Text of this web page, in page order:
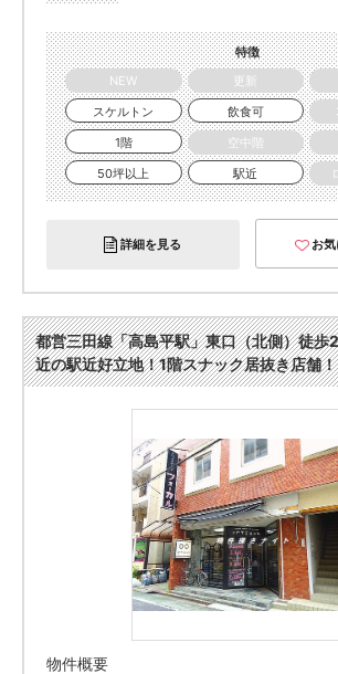
特徴
NEW
更新
スケルトン
飲食可
1階
空中階
50坪以上
駅近
詳細を見る お
都営三田線「高島平駅」東口（北側）徒歩
近の駅近好立地！1階スナック居抜き店舗
物件概要